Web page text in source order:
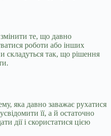
те, що давно
роботи або інших
складуться так, що рішення
яка давно заважає рухатися
її, а й остаточно
дії і скористатися цією